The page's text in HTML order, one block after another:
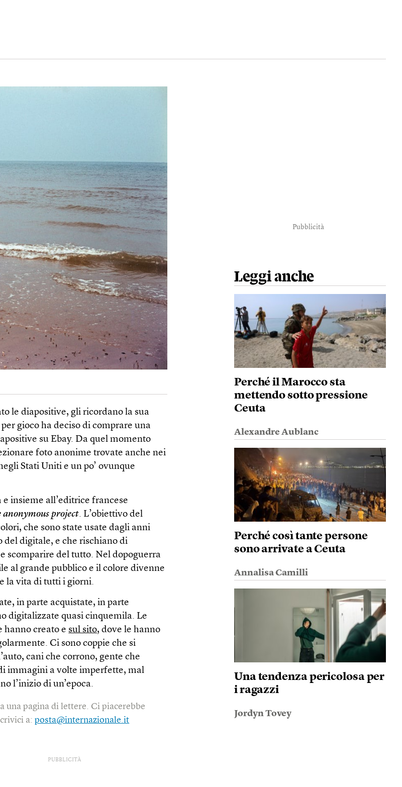
le diapositive, gli ricordano la sua
gioco ha deciso di comprare una
su Ebay. Da quel momento
foto anonime trovate anche nei
Stati Uniti e un po’ ovunque
insieme all’editrice francese
anonymous project. L’obiettivo del
che sono state usate dagli anni
del digitale, e che rischiano di
scomparire del tutto. Nel dopoguerra
al grande pubblico e il colore divenne
la vita di tutti i giorni.
in parte acquistate, in parte
digitalizzate quasi cinquemila. Le
hanno creato e sul sito, dove le hanno
Ci sono coppie che si
cani che corrono, gente che
immagini a volte imperfette, mal
l’inizio di un’epoca.
una pagina di lettere. Ci piacerebbe
a:posta@internazionale.it
Pubblicità
Leggi anche
Perché il Marocco sta
mettendo sotto pressione
Ceuta
Alexandre Aublanc
Perché così tante persone
sono arrivate a Ceuta
Annalisa Camilli
Una tendenza pericolosa per
i ragazzi
Jordyn Tovey
PUBBLICITÀ